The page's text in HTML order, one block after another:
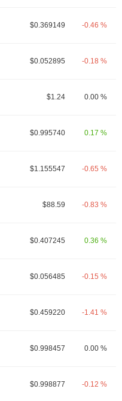
$0.369149 -0.46 %
$0.052895 -0.18 %
$1.24 0.00 %
$0.995740 0.17 %
$1.155547 -0.65 %
$88.59 -0.83 %
$0.407245 0.36 %
$0.056485 -0.15 %
$0.459220 -1.41 %
$0.998457 0.00 %
$0.998877 -0.12 %